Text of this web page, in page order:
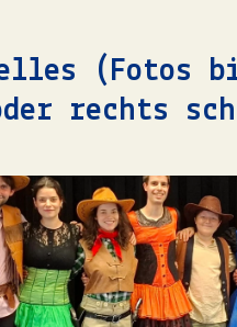
(Fotos
rechts